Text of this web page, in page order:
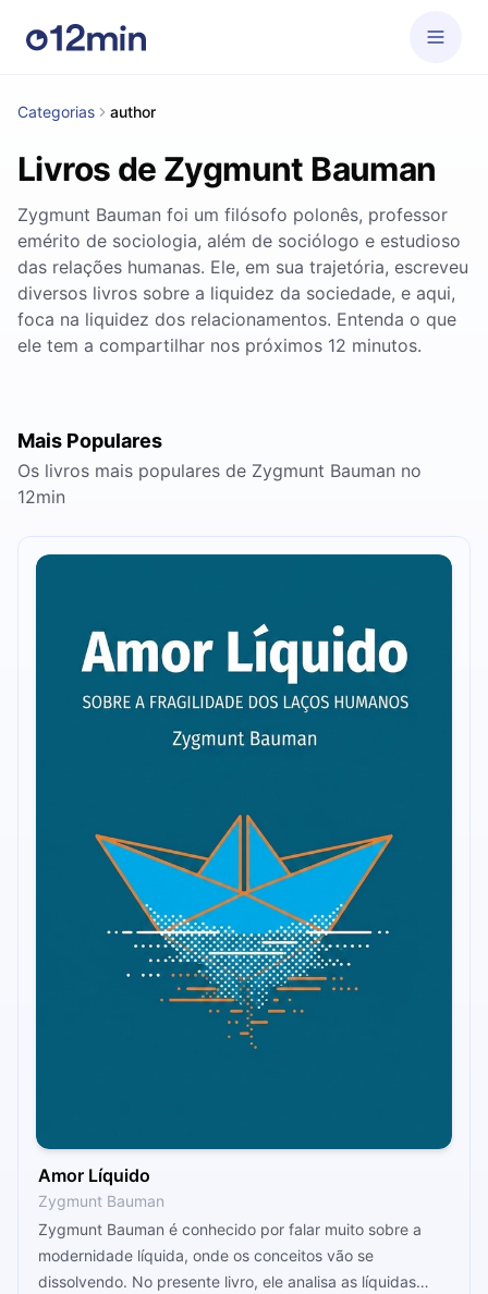
Categorias author
Livros de Zygmunt Bauman
Zygmunt Bauman foi um filósofo polonês, professor
emérito de sociologia, além de sociólogo e estudioso
das relações humanas. Ele, em sua trajetória, escreveu
diversos livros sobre a liquidez da sociedade, e aqui,
foca na liquidez dos relacionamentos. Entenda o que
ele tem a compartilhar nos próximos 12 minutos.
Mais Populares
Os livros mais populares de Zygmunt Bauman no
12min
Amor Líquido
Zygmunt Bauman
Zygmunt Bauman é conhecido por falar muito sobre a
modernidade líquida, onde os conceitos vão se
dissolvendo. No presente livro, ele analisa as líquidas